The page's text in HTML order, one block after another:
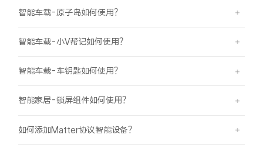
智能车载-原子岛如何使用？
智能车载-小V帮记如何使用？
智能车载-车钥匙如何使用？
智能家居-锁屏组件如何使用？
如何添加Matter协议智能设备？